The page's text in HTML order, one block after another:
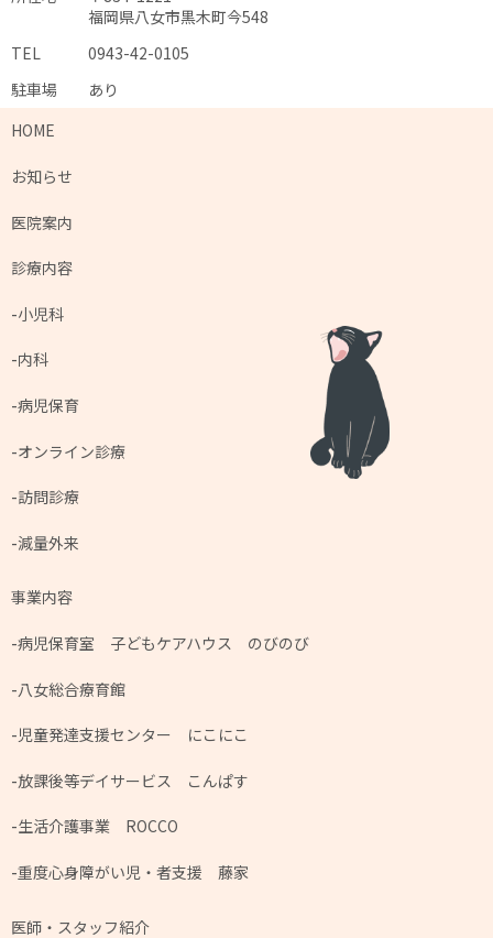
福岡県八女市黒木町今548
TEL
0943-42-0105
駐車場
あり
HOME
お知らせ
医院案内
診療内容
小児科
内科
病児保育
オンライン診療
訪問診療
減量外来
事業内容
病児保育室 子どもケアハウス のびのび
八女総合療育館
児童発達支援センター にこにこ
放課後等デイサービス こんぱす
生活介護事業 ROCCO
重度心身障がい児・者支援 藤家
医師・スタッフ紹介